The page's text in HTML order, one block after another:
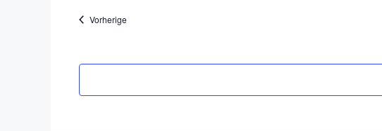
VorherigeVeranstaltungen